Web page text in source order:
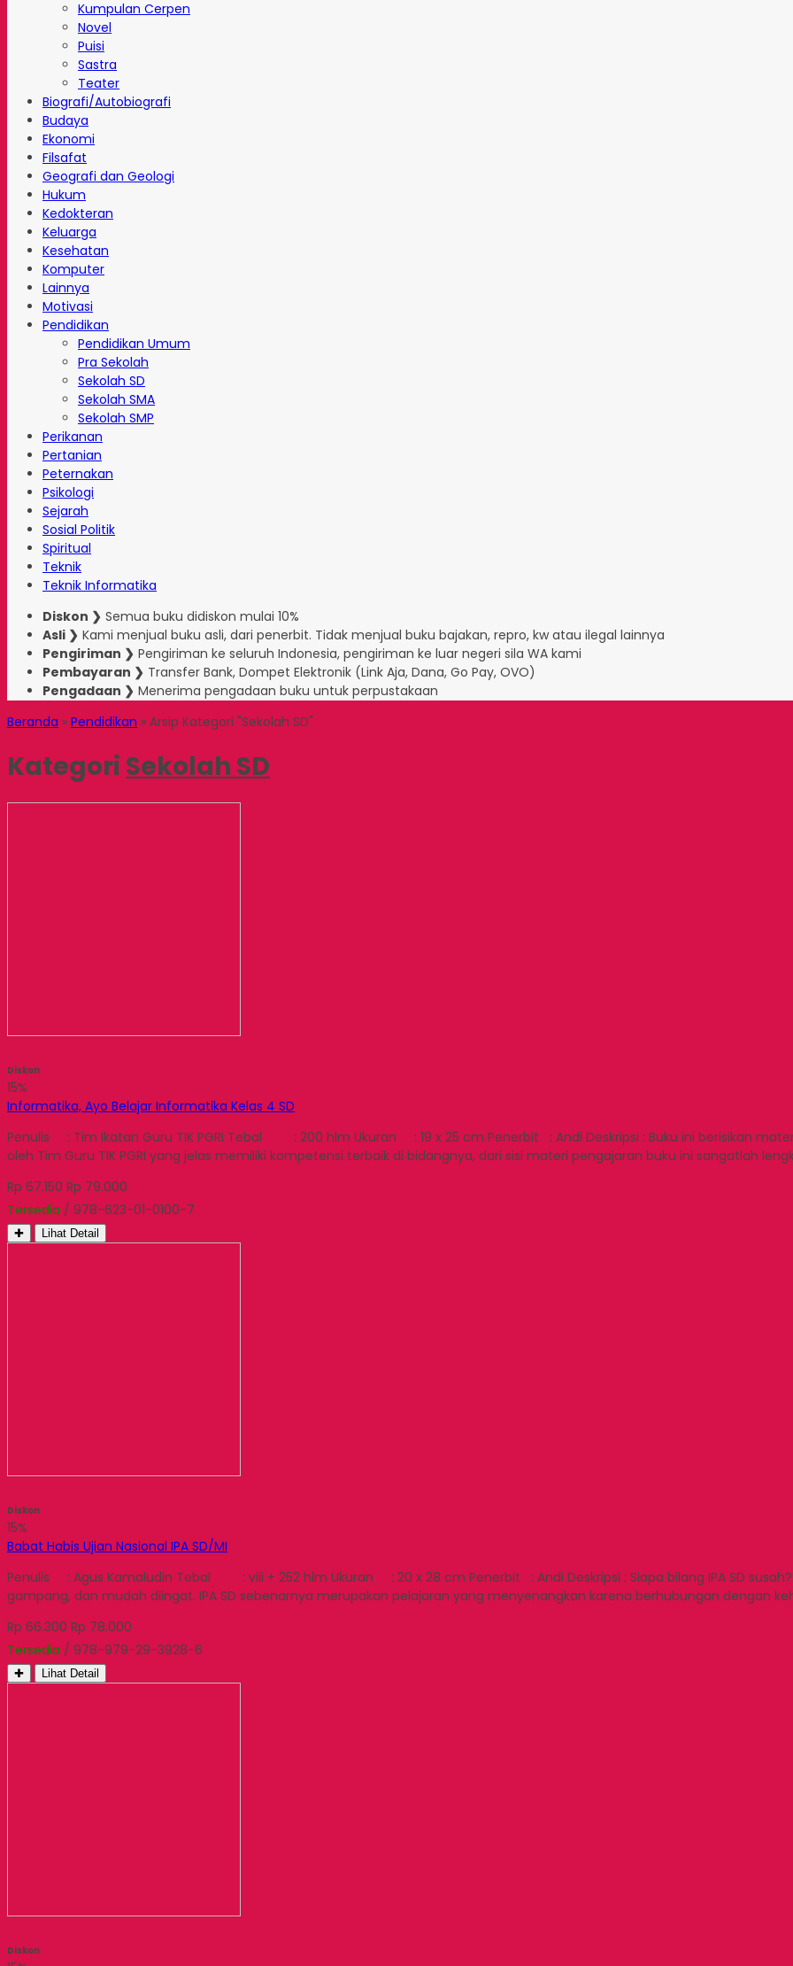
Kumpulan Cerpen
Novel
Puisi
Sastra
Teater
Biografi/Autobiografi
Budaya
Ekonomi
Filsafat
Geografi dan Geologi
Hukum
Kedokteran
Keluarga
Kesehatan
Komputer
Lainnya
Motivasi
Pendidikan
Pendidikan Umum
Pra Sekolah
Sekolah SD
Sekolah SMA
Sekolah SMP
Perikanan
Pertanian
Peternakan
Psikologi
Sejarah
Sosial Politik
Spiritual
Teknik
Teknik Informatika
Diskon ❯ Semua buku didiskon mulai 10%
Asli ❯ Kami menjual buku asli, dari penerbit. Tidak menjual buku bajakan, repro, kw atau ilegal lainnya
Pengiriman ❯ Pengiriman ke seluruh Indonesia, pengiriman ke luar negeri sila WA kami
Pembayaran ❯ Transfer Bank, Dompet Elektronik (Link Aja, Dana, Go Pay, OVO)
Pengadaan ❯ Menerima pengadaan buku untuk perpustakaan
Beranda » Pendidikan » Arsip Kategori "Sekolah SD"
Kategori Sekolah SD
Diskon
15%
Informatika, Ayo Belajar Informatika Kelas 4 SD
Penulis : Tim Ikatan Guru TIK PGRI Tebal : 200 hlm Ukuran : 19 x 25 cm Penerbit : Andi Deskripsi : Buku ini berisikan
oleh Tim Guru TIK PGRI yang jelas memiliki kompetensi terbaik di bidangnya, dari sisi materi pengajaran buku ini sangatlah
Rp 67.150 Rp 79.000
Tersedia / 978-623-01-0100-7
✚ Lihat Detail
Diskon
15%
Babat Habis Ujian Nasional IPA SD/MI
Penulis : Agus Kamaludin Tebal : viii + 252 hlm Ukuran : 20 x 28 cm Penerbit : Andi Deskripsi : Siapa bilang IPA SD
gampang, dan mudah diingat. IPA SD sebenarnya merupakan pelajaran yang menyenangkan karena berhubungan dengan
Rp 66.300 Rp 78.000
Tersedia / 978-979-29-3928-6
✚ Lihat Detail
Diskon